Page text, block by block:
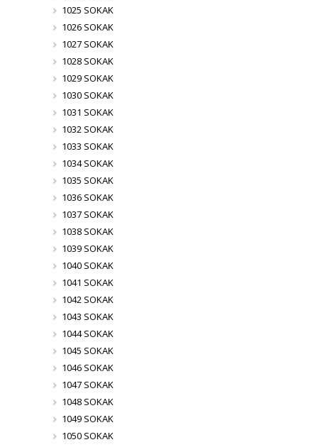
1025 SOKAK
1026 SOKAK
1027 SOKAK
1028 SOKAK
1029 SOKAK
1030 SOKAK
1031 SOKAK
1032 SOKAK
1033 SOKAK
1034 SOKAK
1035 SOKAK
1036 SOKAK
1037 SOKAK
1038 SOKAK
1039 SOKAK
1040 SOKAK
1041 SOKAK
1042 SOKAK
1043 SOKAK
1044 SOKAK
1045 SOKAK
1046 SOKAK
1047 SOKAK
1048 SOKAK
1049 SOKAK
1050 SOKAK